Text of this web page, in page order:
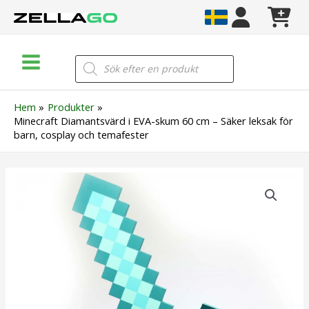
Menu
Products
search
Hem
Produkter
Minecraft Diamantsvärd i EVA-skum 60 cm – Säker leksak för
barn, cosplay och temafester
Diamantsvärd